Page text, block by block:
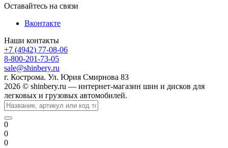
Оставайтесь на связи
Вконтакте
Наши контакты
+7 (4942) 77-08-06
8-800-201-73-05
sale@shinbery.ru
г. Кострома. Ул. Юрия Смирнова 83
2026 © shinbery.ru — интернет-магазин шин и дисков для
легковых и грузовых автомобилей.
0
0
0